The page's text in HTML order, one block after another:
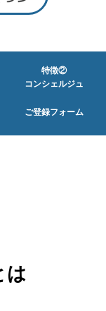
特徴②
コンシェルジュ
ご登録フォーム
は